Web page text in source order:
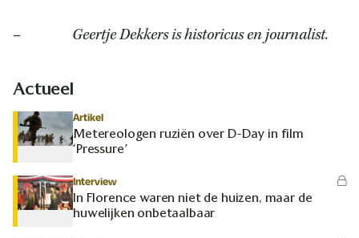
– Geertje Dekkers is historicus en journalist.
Actueel
Artikel
Metereologen ruziën over D-Day in film
‘Pressure’
Interview
In Florence waren niet de huizen, maar de
huwelijken onbetaalbaar